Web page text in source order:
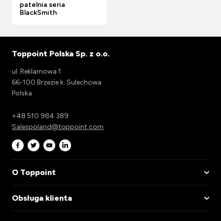
patelnia seria
BlackSmith
Toppoint Polska Sp. z o.o.
ul. Reklamowa 1
66-100 Brzezie k. Sulechowa
Polska
+48 510 984 389
Salespoland@toppoint.com
O Toppoint
Obsługa klienta